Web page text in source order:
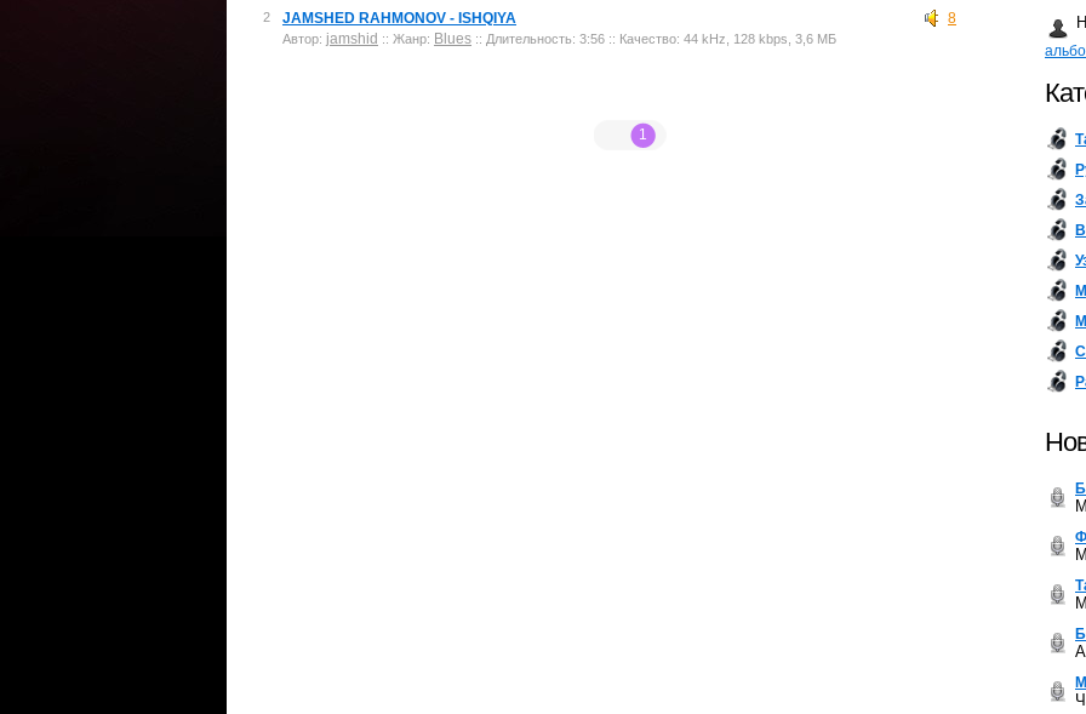
8
2 JAMSHED RAHMONOV - ISHQIYA
Автор: jamshid :: Жанр: Blues :: Длительность: 3:56 :: Качество: 44 kHz, 128 kbps, 3,6 МБ
1